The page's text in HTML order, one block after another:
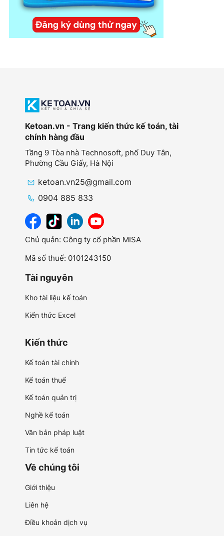
Ketoan.vn - Trang kiến thức kế toán, tài
chính hàng đầu
Tầng 9 Tòa nhà Technosoft, phố Duy Tân,
Phường Cầu Giấy, Hà Nội
ketoan.vn25@gmail.com
0904 885 833
Chủ quản: Công ty cổ phần MISA
Mã số thuế: 0101243150
Tài nguyên
Kho tài liệu kế toán
Kiến thức Excel
Kiến thức
Kế toán tài chính
Kế toán thuế
Kế toán quản trị
Nghề kế toán
Văn bản pháp luật
Tin tức kế toán
Về chúng tôi
Giới thiệu
Liên hệ
Điều khoản dịch vụ